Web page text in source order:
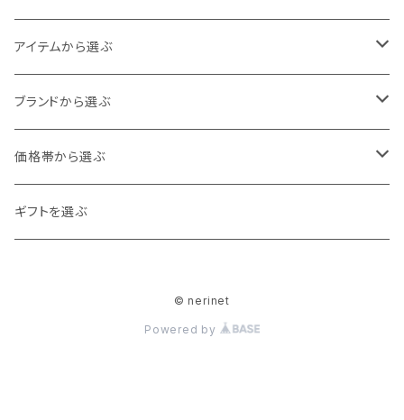
Baby
60cm
70cm
80cm
90cm
100cm
アイテムから選ぶ
アウター
カーディガン
ジャケット
トップス
カットソー
ボトムス
ブランドから選ぶ
ampersand
DILASH
価格帯から選ぶ
0～1,000
ギフトを選ぶ
© nerinet
Powered by